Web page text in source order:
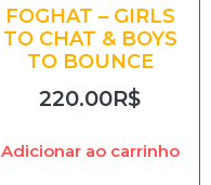
FOGHAT – GIRLS
TO CHAT & BOYS
TO BOUNCE
220.00R$
Adicionar ao carrinho